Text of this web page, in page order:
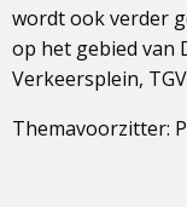
wordt ook verder
op het gebied van
Verkeersplein,
Themavoorzitter: